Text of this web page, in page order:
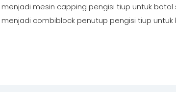
menjadi mesin capping pengisi tiup untuk botol
menjadi combiblock penutup pengisi tiup untuk